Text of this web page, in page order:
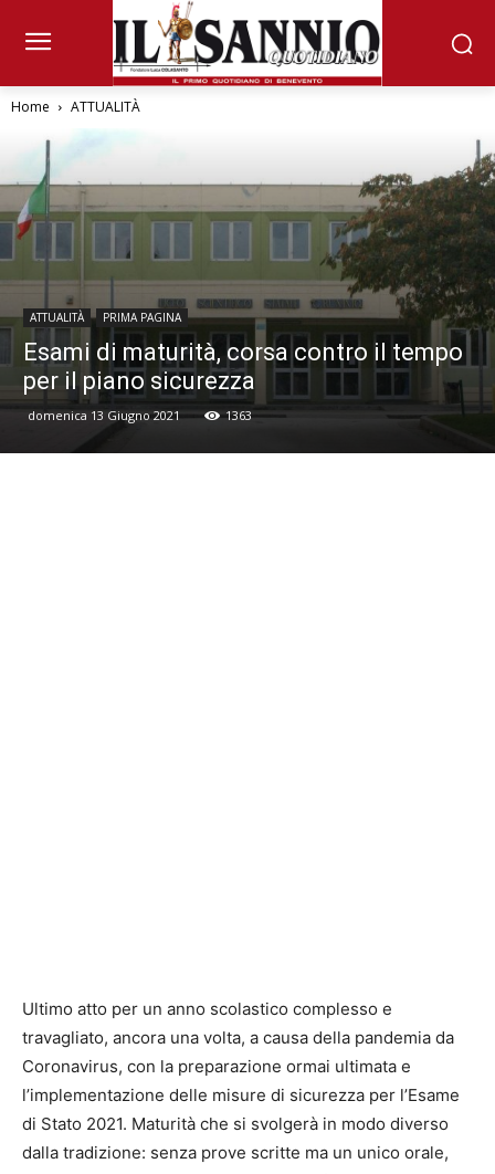
Home ATTUALITÀ
ATTUALITÀ PRIMA PAGINA
Esami di maturità, corsa contro il tempo
per il piano sicurezza
domenica 13 Giugno 2021 1363
Ultimo atto per un anno scolastico complesso e
travagliato, ancora una volta, a causa della pandemia da
Coronavirus, con la preparazione ormai ultimata e
l’implementazione delle misure di sicurezza per l’Esame
di Stato 2021. Maturità che si svolgerà in modo diverso
dalla tradizione: senza prove scritte ma un unico orale,